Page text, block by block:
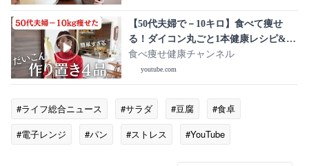
説！蒸篭
【50代夫婦で－10キロ】食べて痩せ
る！ダイコン丸ごと1本健康レシピ&作
り置き4品。簡単にできる和定食！
食べ痩せ健康チャンネル
youtube.com
#ライフ総合ニュース #サラダ #豆腐
#食卓
#電子レンジ
#パン #ストレス #YouTube